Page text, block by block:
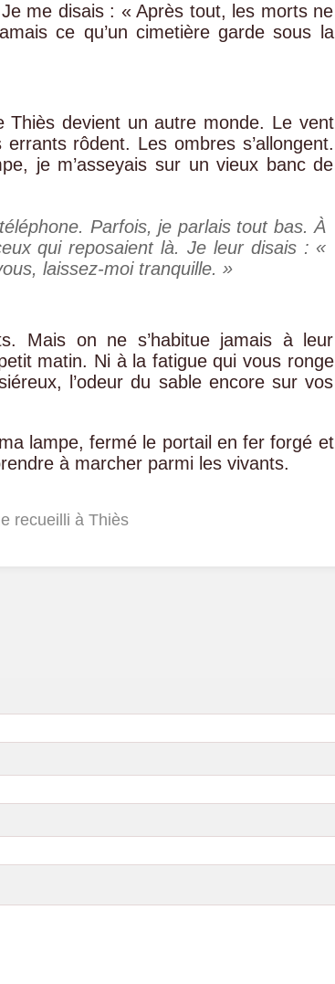
me disais : « Après tout, les morts ne
ce qu’un cimetière garde sous la
Thiès devient un autre monde. Le vent
rôdent. Les ombres s’allongent.
je m’asseyais sur un vieux banc de
Parfois, je parlais tout bas. À
qui reposaient là. Je leur disais : «
laissez-moi tranquille. »
Mais on ne s’habitue jamais à leur
matin. Ni à la fatigue qui vous ronge
l’odeur du sable encore sur vos
lampe, fermé le portail en fer forgé et
à marcher parmi les vivants.
recueilli à Thiès